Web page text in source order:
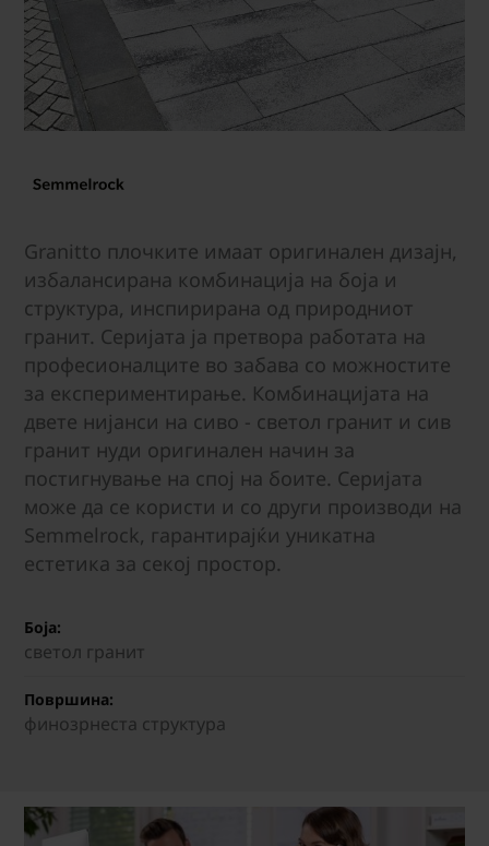
Granitto плочките имаат оригинален дизајн,
избалансирана комбинација на боја и
структура, инспирирана од природниот
гранит. Серијата ја претвора работата на
професионалците во забава со можностите
за експериментирање. Комбинацијата на
двете нијанси на сиво - светол гранит и сив
гранит нуди оригинален начин за
постигнување на спој на боите. Серијата
може да се користи и со други производи на
Semmelrock, гарантирајќи уникатна
естетика за секој простор.
Боја:
светол гранит
Површина:
финозрнеста структура